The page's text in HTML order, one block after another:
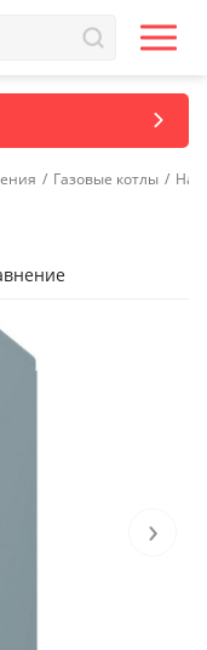
/ Газовые котлы /
›